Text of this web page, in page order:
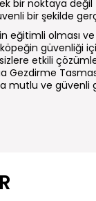
bir noktaya
bir şekilde
eğitimli olması
güvenliği
etkili
Gezdirme
mutlu ve güvenli